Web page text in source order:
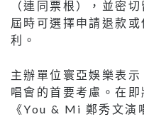
（連同票根），並密
屆時可選擇申請退款
利。
主辦單位寰亞娛樂表
唱會的首要考慮。在
《You & Mi 鄭秀文演